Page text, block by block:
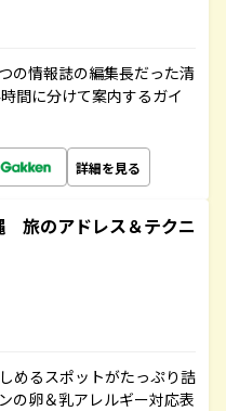
の情報誌の編集長だった清
間に分けて案内するガイ
詳細を見る
旅のアドレス＆テクニ
めるスポットがたっぷり詰
の卵＆乳アレルギー対応表